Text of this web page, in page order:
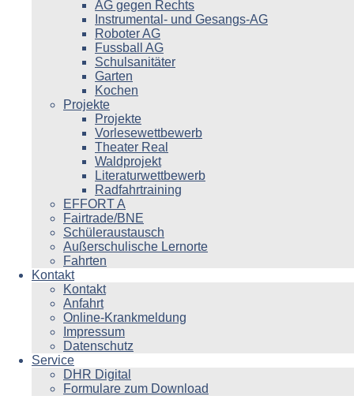
AG gegen Rechts
Instrumental- und Gesangs-AG
Roboter AG
Fussball AG
Schulsanitäter
Garten
Kochen
Projekte
Projekte
Vorlesewettbewerb
Theater Real
Waldprojekt
Literaturwettbewerb
Radfahrtraining
EFFORT A
Fairtrade/BNE
Schüleraustausch
Außerschulische Lernorte
Fahrten
Kontakt
Kontakt
Anfahrt
Online-Krankmeldung
Impressum
Datenschutz
Service
DHR Digital
Formulare zum Download